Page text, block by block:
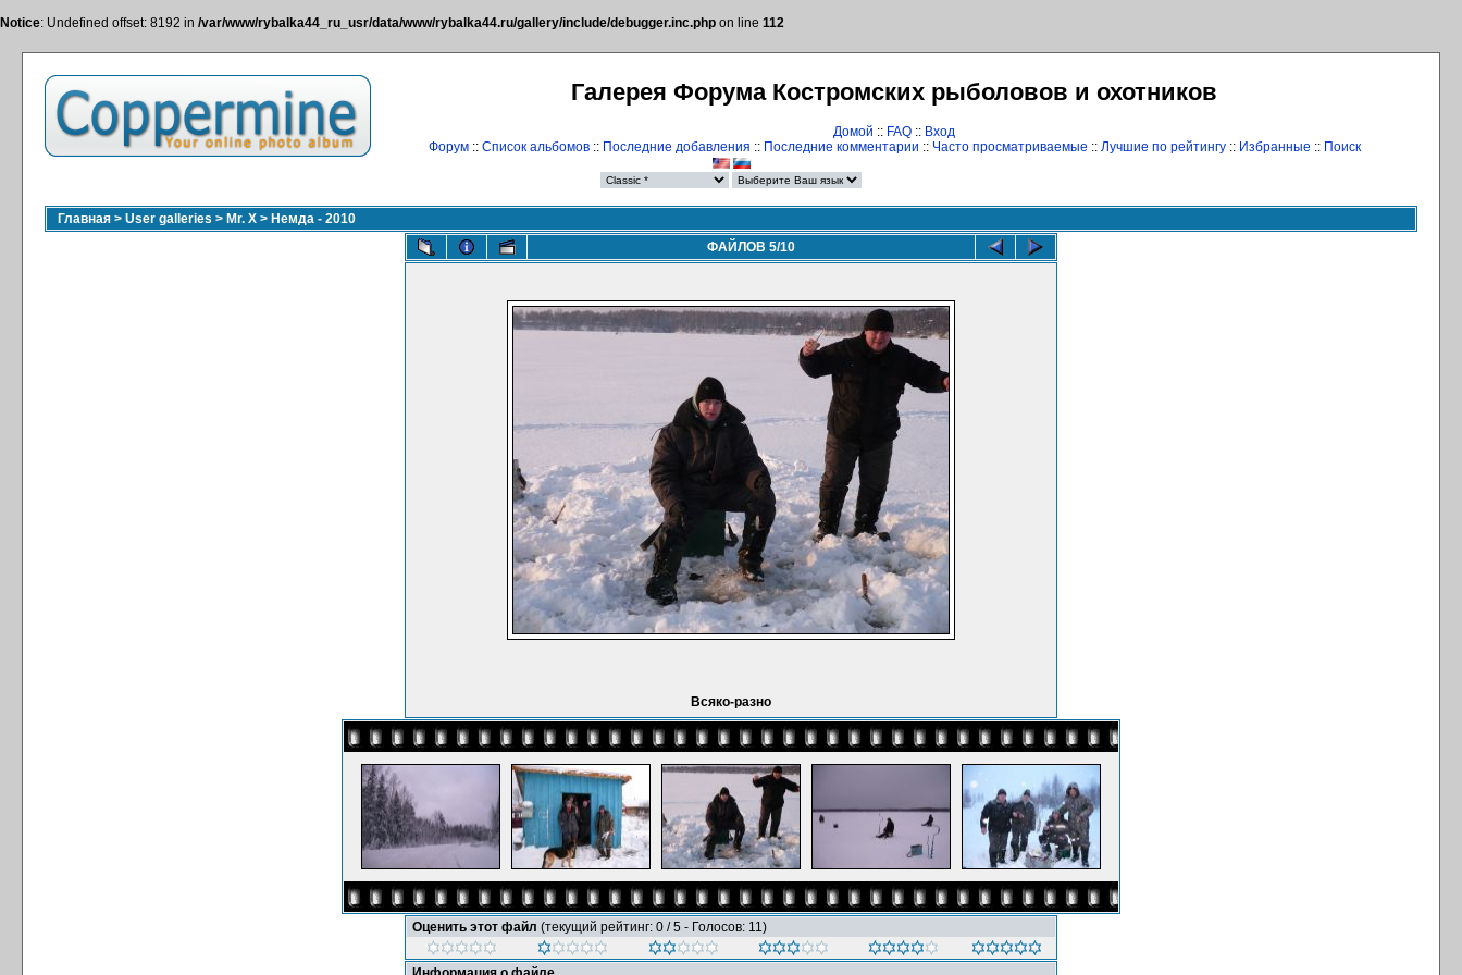
Notice: Undefined offset: 8192 in /var/www/rybalka44_ru_usr/data/www/rybalka44.ru/gallery/include/debugger.inc.php on line 112
Галерея Форума Костромских рыболовов и охотников
Домой :: FAQ :: Вход
Форум:: Список альбомов:: Последние добавления :: Последние комментарии :: Часто просматриваемые :: Лучшие по рейтингу:: Избранные :: Поиск
Главная > User galleries > Mr. X > Немда - 2010
ФАЙЛОВ 5/10
Всяко-разно
Оценить этот файл (текущий рейтинг: 0 / 5 - Голосов: 11)